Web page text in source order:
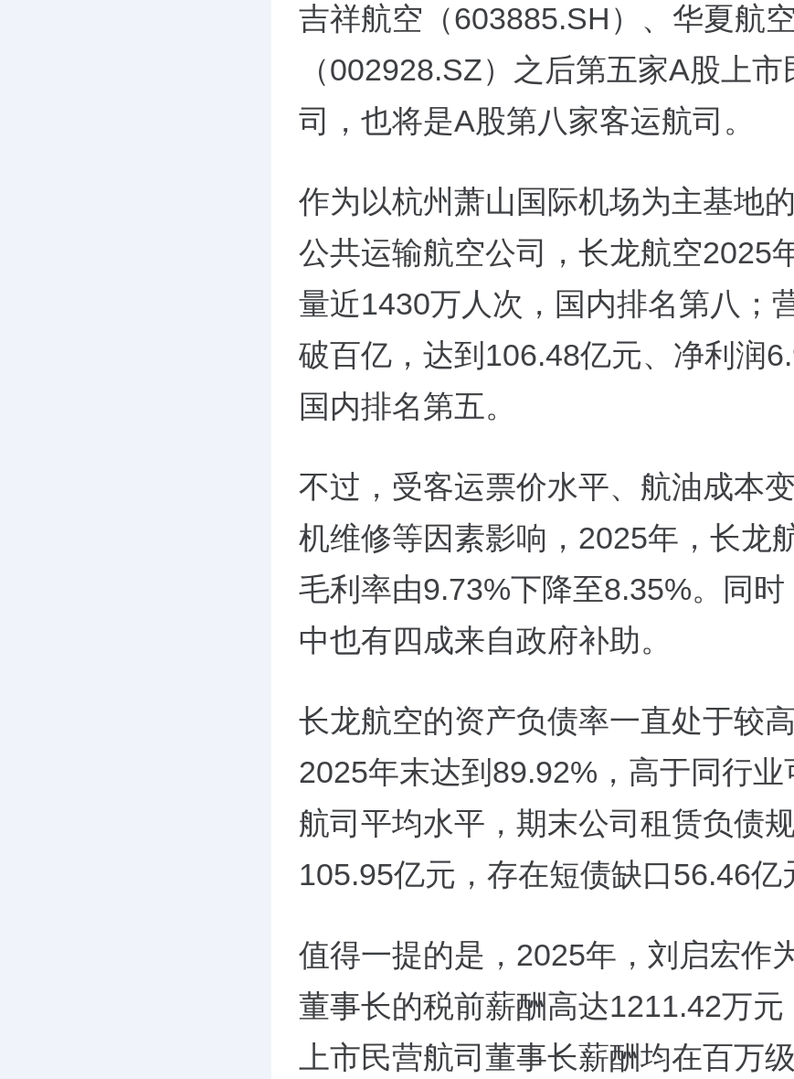
吉祥航空（603885.SH）、华夏航空
（002928.SZ）之后第五家A股上市
司，也将是A股第八家客运航司。
作为以杭州萧山国际机场为主基地
公共运输航空公司，长龙航空2025
量近1430万人次，国内排名第八；
破百亿，达到106.48亿元、净利润
国内排名第五。
不过，受客运票价水平、航油成本
机维修等因素影响，2025年，长龙
毛利率由9.73%下降至8.35%。同时
中也有四成来自政府补助。
长龙航空的资产负债率一直处于较高
2025年末达到89.92%，高于同行业
航司平均水平，期末公司租赁负债
105.95亿元，存在短债缺口56.46亿
值得一提的是，2025年，刘启宏作
董事长的税前薪酬高达1211.42万元
上市民营航司董事长薪酬均在百万级